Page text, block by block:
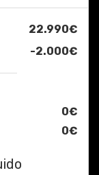
22.990€
-2.000€
0€
0€